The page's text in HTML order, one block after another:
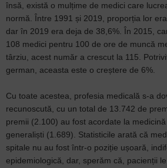
însă, există o mulțime de medici care
normă. Între 1991 și 2019, proporția lor
dar în 2019 era deja de 38,6%. În 2015,
108 medici pentru 100 de ore de muncă
târziu, acest număr a crescut la 115.
german, aceasta este o creștere de 6%.
Cu toate acestea, profesia medicală s-a
recunoscută, cu un total de 13.742 de
premii (2.100) au fost acordate la
generaliști (1.689). Statisticile arată că
spitale nu au fost într-o poziție ușoară,
epidemiologică, dar, sperăm că, pacienții